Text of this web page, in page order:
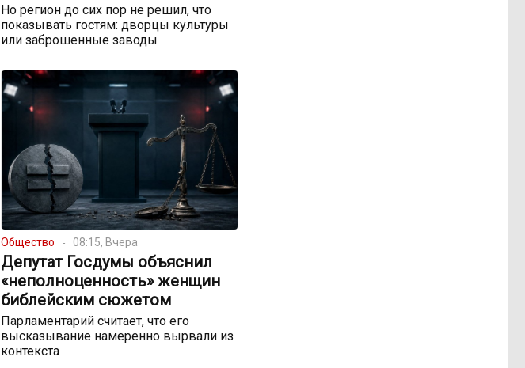
Но регион до сих пор не решил, что
показывать гостям: дворцы культуры
или заброшенные заводы
Общество 08:15, Вчера
Депутат Госдумы объяснил
«неполноценность» женщин
библейским сюжетом
Парламентарий считает, что его
высказывание намеренно вырвали из
контекста